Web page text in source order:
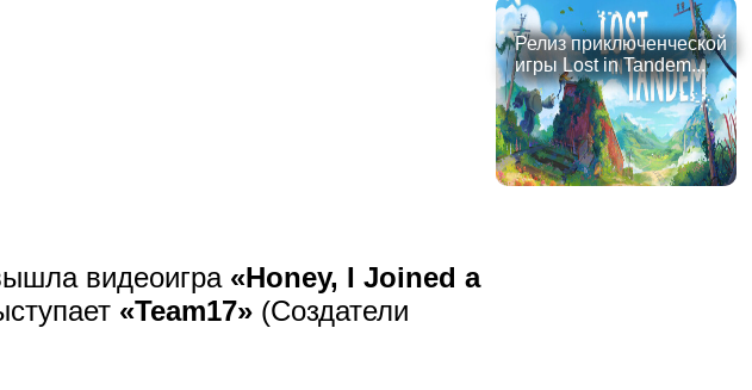
видеоигра «Honey, I Joined a
«Team17» (Создатели
Релиз приключенческой
игры Lost in Tandem...